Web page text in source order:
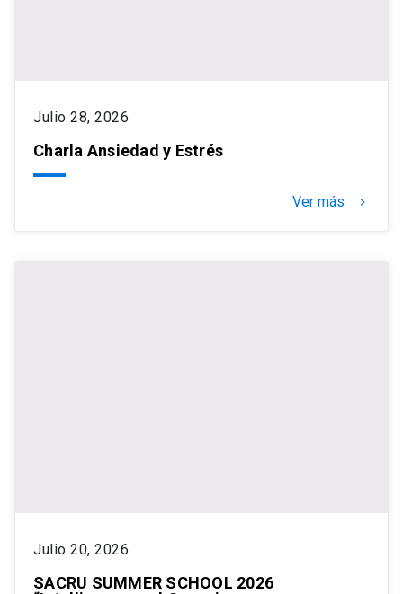
Julio 28, 2026
Charla Ansiedad y Estrés
Ver más keyboard_arrow_right
Julio 20, 2026
SACRU SUMMER SCHOOL 2026